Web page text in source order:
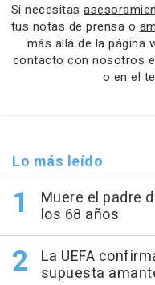
Si necesitas
tus notas de prensa o
más allá de la página
contacto con nosotros
o en el
Lo más leído
Muere el padre
los 68 años
La UEFA
supuesta